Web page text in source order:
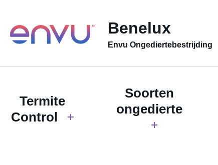
Benelux
Envu Ongediertebestrijding
Termite
Control
Soorten
ongedierte